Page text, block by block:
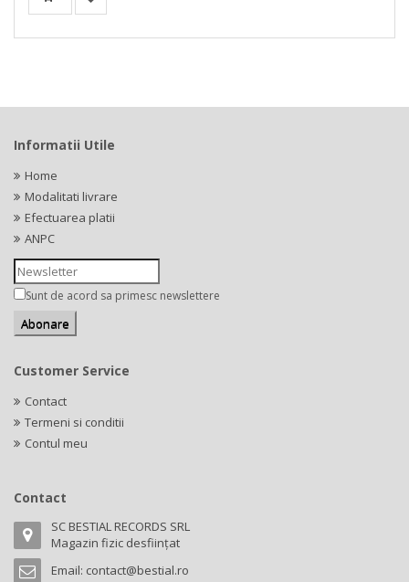
Informatii Utile
Home
Modalitati livrare
Efectuarea platii
ANPC
Sunt de acord sa primesc newslettere
Customer Service
Contact
Termeni si conditii
Contul meu
Contact
SC BESTIAL RECORDS SRL
Magazin fizic desființat
Email: contact@bestial.ro